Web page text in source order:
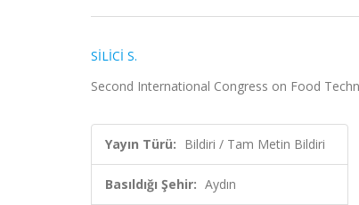
SİLİCİ S.
Second International Congress on Food
Yayın Türü: Bildiri / Tam Metin Bildiri
Basıldığı Şehir: Aydın